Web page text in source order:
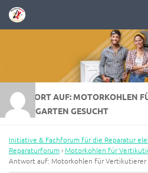
Zum Inhalt springen
ANTWORT AUF: MOTORKOHLEN
WOLF-GARTEN GESUCHT
Initiative & Fachforum für die Reparatur
Reparaturforum›Motorkohlen für
Antwort auf: Motorkohlen für Vertikutierer